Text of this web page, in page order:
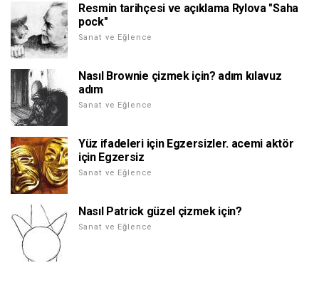
Resmin tarihçesi ve açıklama Rylova "Saha
pock"
Sanat ve Eğlence
Nasıl Brownie çizmek için? adım kılavuz
adım
Sanat ve Eğlence
Yüz ifadeleri için Egzersizler. acemi aktör
için Egzersiz
Sanat ve Eğlence
Nasıl Patrick güzel çizmek için?
Sanat ve Eğlence